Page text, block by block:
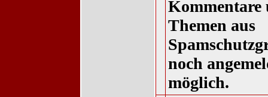
Kommentare
Themen aus
noch
möglich.